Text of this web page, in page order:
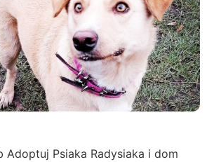
Adoptuj Psiaka Radysiaka i dom